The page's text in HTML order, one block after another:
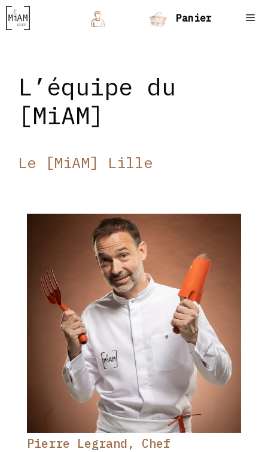
Panier
L’équipe du
[MiAM]
Le [MiAM] Lille
Pierre Legrand, Chef